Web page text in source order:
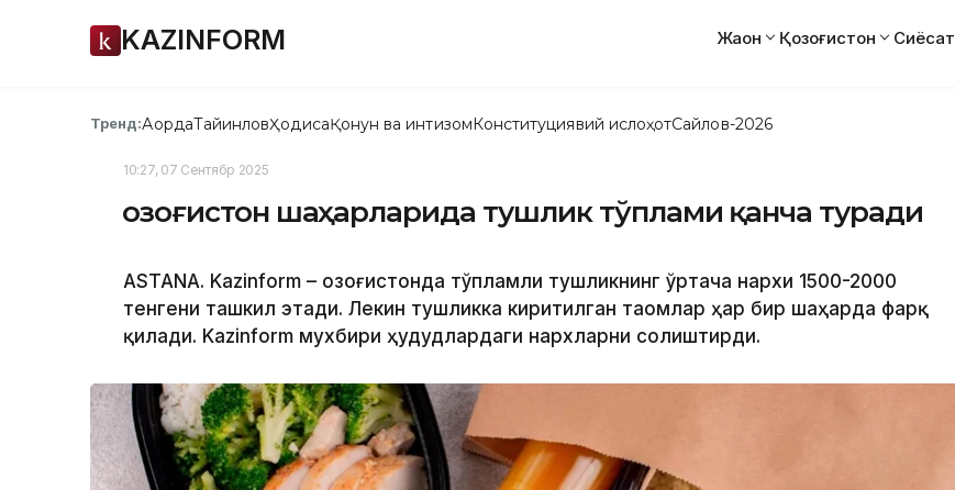
KAZINFORM Жаҳон Қозоғистон Сиёсат
Тренд:АқордаТайинловҲодисаҚонун ва интизомКонституциявий ислоҳотСайлов-2026
10:27, 07 Сентябр 2025
Қозоғистон шаҳарларида тушлик тўплами қанча туради
ASTANA. Kazinform – Қозоғистонда тўпламли тушликнинг ўртача нархи 1500-2000
тенгени ташкил этади. Лекин тушликка киритилган таомлар ҳар бир шаҳарда фарқ
қилади. Kazinform мухбири ҳудудлардаги нархларни солиштирди.